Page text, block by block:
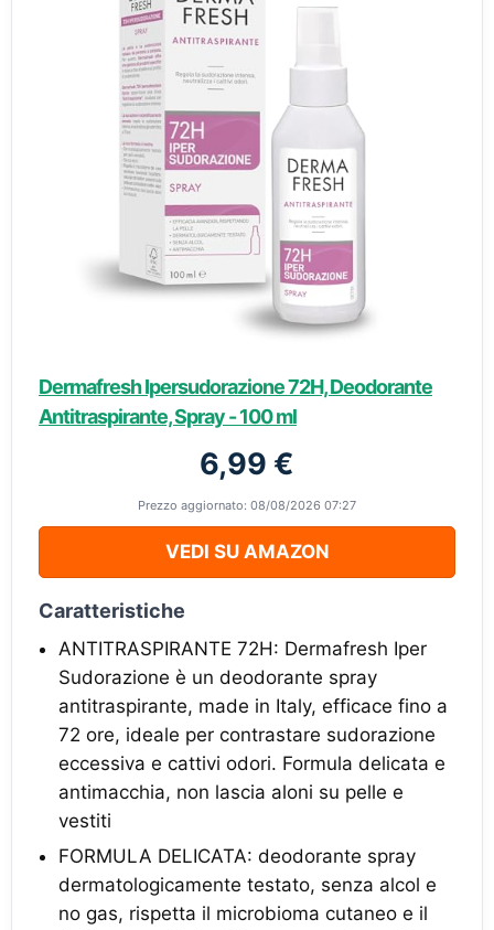
Dermafresh Ipersudorazione 72H, Deodorante
Antitraspirante, Spray - 100 ml
6,99 €
Prezzo aggiornato: 08/08/2026 07:27
VEDI SU AMAZON
Caratteristiche
ANTITRASPIRANTE 72H: Dermafresh Iper
Sudorazione è un deodorante spray
antitraspirante, made in Italy, efficace fino a
72 ore, ideale per contrastare sudorazione
eccessiva e cattivi odori. Formula delicata e
antimacchia, non lascia aloni su pelle e
vestiti
FORMULA DELICATA: deodorante spray
dermatologicamente testato, senza alcol e
no gas, rispetta il microbioma cutaneo e il